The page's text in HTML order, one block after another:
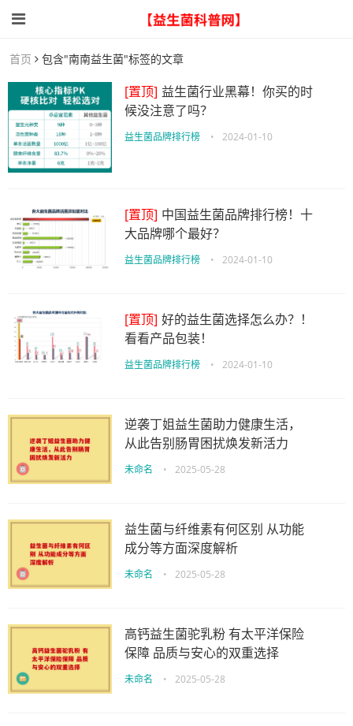
首页 包含"南南益生菌"标签的文章
[置顶] 益生菌行业黑幕！你买的时
候没注意了吗？
益生菌品牌排行榜 • 2024-01-10
[置顶] 中国益生菌品牌排行榜！十
大品牌哪个最好？
益生菌品牌排行榜 • 2024-01-10
[置顶] 好的益生菌选择怎么办？！
看看产品包装！
益生菌品牌排行榜 • 2024-01-10
逆袭丁姐益生菌助力健康生活，
从此告别肠胃困扰焕发新活力
未命名 • 2025-05-28
益生菌与纤维素有何区别 从功能
成分等方面深度解析
未命名 • 2025-05-28
高钙益生菌驼乳粉 有太平洋保险
保障 品质与安心的双重选择
未命名 • 2025-05-28